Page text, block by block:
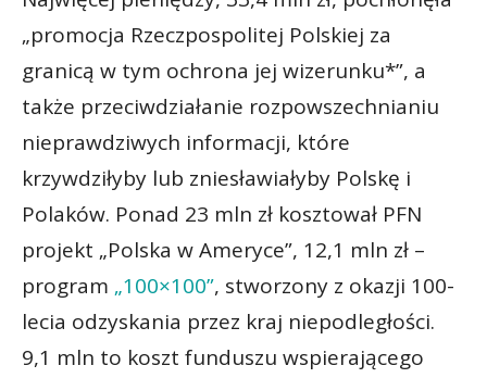
„promocja Rzeczpospolitej Polskiej za
granicą w tym ochrona jej wizerunku*”, a
także przeciwdziałanie rozpowszechnianiu
nieprawdziwych informacji, które
krzywdziłyby lub zniesławiałyby Polskę i
Polaków. Ponad 23 mln zł kosztował PFN
projekt „Polska w Ameryce”, 12,1 mln zł –
program „100×100”, stworzony z okazji 100-
lecia odzyskania przez kraj niepodległości.
9,1 mln to koszt funduszu wspierającego